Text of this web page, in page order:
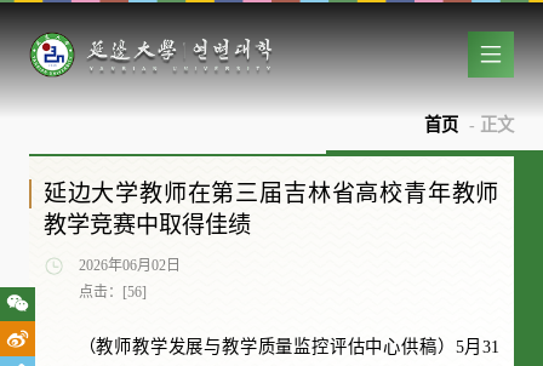
首页 - 正文
延边大学教师在第三届吉林省高校青年教师
教学竞赛中取得佳绩
2026年06月02日
点击：[56]
（教师教学发展与教学质量监控评估中心供稿）5月31